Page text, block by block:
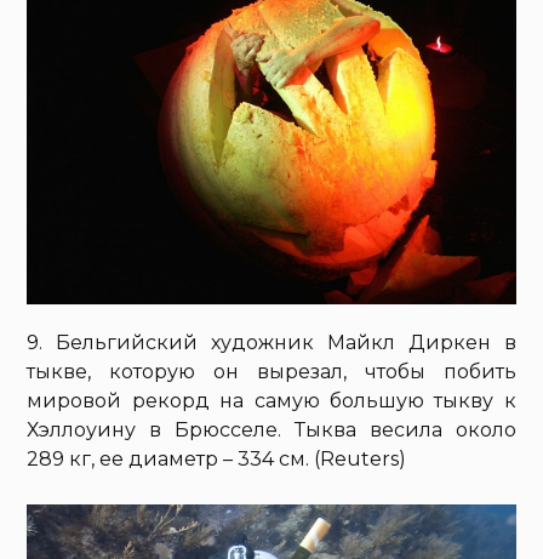
9. Бельгийский художник Майкл Диркен в
тыкве, которую он вырезал, чтобы побить
мировой рекорд на самую большую тыкву к
Хэллоуину в Брюсселе. Тыква весила около
289 кг, ее диаметр – 334 см. (Reuters)